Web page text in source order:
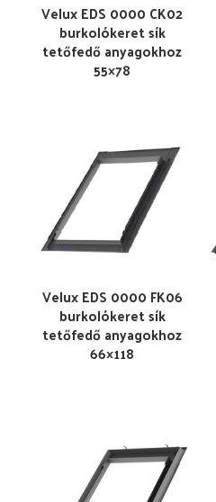
Velux EDS 0000 CK02
burkolókeret sík
tetőfedő anyagokhoz
55×78
Velux EDS 0000 FK06
burkolókeret sík
tetőfedő anyagokhoz
66×118